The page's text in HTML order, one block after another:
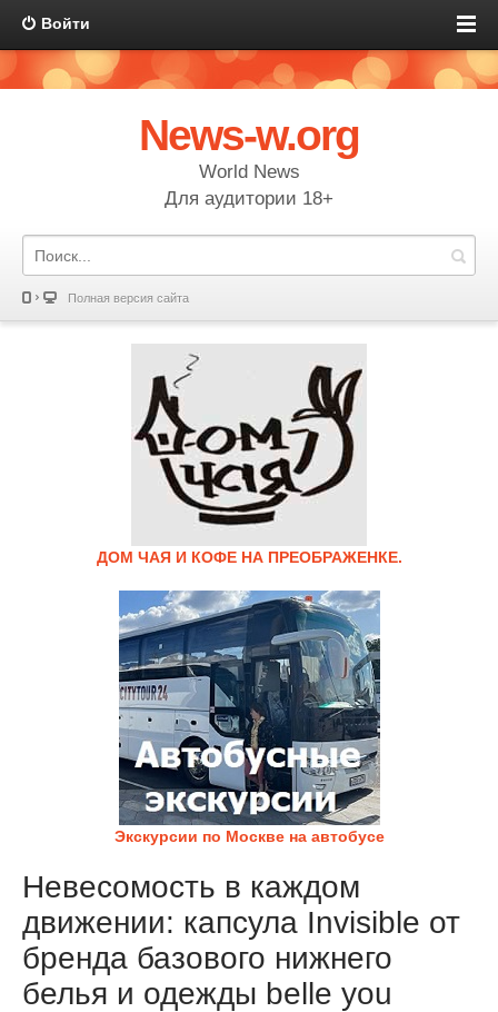
Войти
News-w.org
World News
Для аудитории 18+
Полная версия сайта
ДОМ ЧАЯ И КОФЕ НА ПРЕОБРАЖЕНКЕ.
Экскурсии по Москве на автобусе
Невесомость в каждом
движении: капсула Invisible от
бренда базового нижнего
белья и одежды belle you